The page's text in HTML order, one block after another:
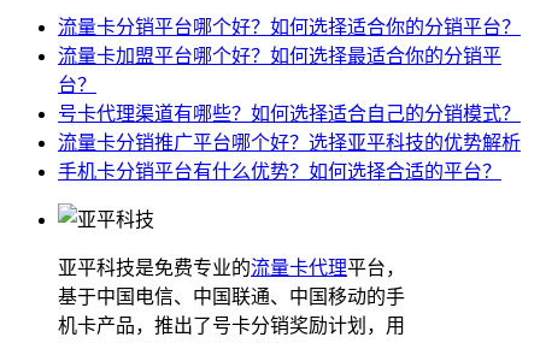
流量卡分销平台哪个好？如何选择适合你的分销平台？
流量卡加盟平台哪个好？如何选择最适合你的分销平
台？
号卡代理渠道有哪些？如何选择适合自己的分销模式？
流量卡分销推广平台哪个好？选择亚平科技的优势解析
手机卡分销平台有什么优势？如何选择合适的平台？
亚平科技是免费专业的流量卡代理平台，
基于中国电信、中国联通、中国移动的手
机卡产品，推出了号卡分销奖励计划，用